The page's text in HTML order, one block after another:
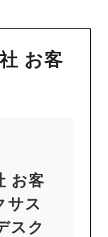
お客
お客
サス
スク